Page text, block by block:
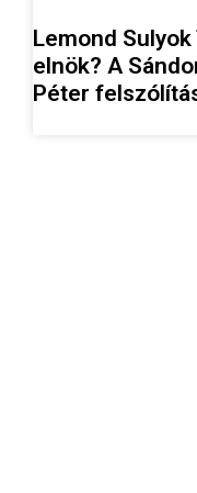
Lemond
elnök? A
Péter